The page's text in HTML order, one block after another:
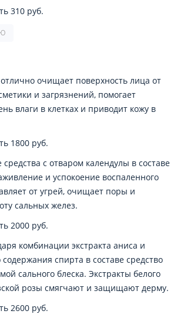
310 руб.
очищает поверхность лица от
и загрязнений, помогает
влаги в клетках и приводит кожу в
1800 руб.
с отваром календулы в составе
и успокоение воспаленного
от угрей, очищает поры и
сальных желез.
2000 руб.
комбинации экстракта аниса и
спирта в составе средство
сального блеска. Экстракты белого
розы смягчают и защищают дерму.
2600 руб.